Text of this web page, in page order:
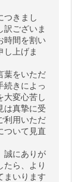
つきまし
訳ございま
時間を割い
し上げま
葉をいただ
続きによっ
大変心苦し
は真摯に受
利用いただ
ついて見直
誠にありが
たら、より
まいります